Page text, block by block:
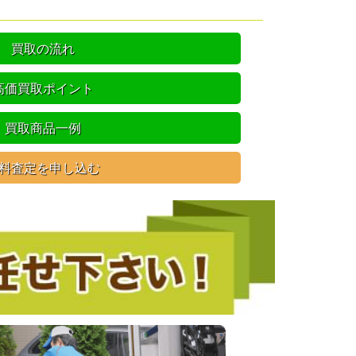
買取の流れ
価買取ポイント
買取商品一例
査定を申し込む